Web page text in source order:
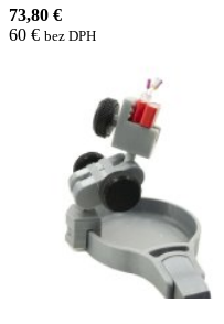
73,80 €
60 € bez DPH